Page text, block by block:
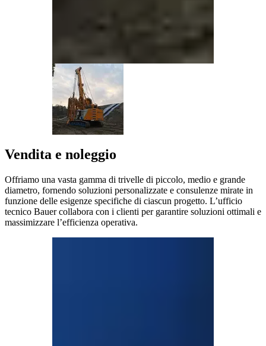
Vendita e noleggio
Offriamo una vasta gamma di trivelle di piccolo, medio e grande
diametro, fornendo soluzioni personalizzate e consulenze mirate in
funzione delle esigenze specifiche di ciascun progetto. L’ufficio
tecnico Bauer collabora con i clienti per garantire soluzioni ottimali e
massimizzare l’efficienza operativa.